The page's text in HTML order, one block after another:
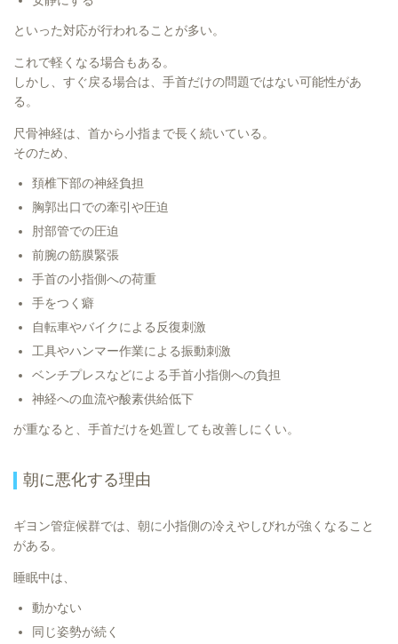
といった対応が行われることが多い。
これで軽くなる場合もある。
しかし、すぐ戻る場合は、手首だけの問題ではない可能性があ
る。
尺骨神経は、首から小指まで長く続いている。
そのため、
頚椎下部の神経負担
胸郭出口での牽引や圧迫
肘部管での圧迫
前腕の筋膜緊張
手首の小指側への荷重
手をつく癖
自転車やバイクによる反復刺激
工具やハンマー作業による振動刺激
ベンチプレスなどによる手首小指側への負担
神経への血流や酸素供給低下
が重なると、手首だけを処置しても改善しにくい。
朝に悪化する理由
ギヨン管症候群では、朝に小指側の冷えやしびれが強くなること
がある。
睡眠中は、
動かない
同じ姿勢が続く